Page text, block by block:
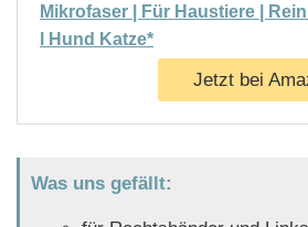
Mikrofaser | Für Haustiere |
l Hund Katze*
Jetzt bei
Was uns gefällt: